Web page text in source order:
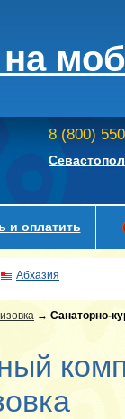
8 (800)
и оплатить
Абхазия
→ Санаторно-